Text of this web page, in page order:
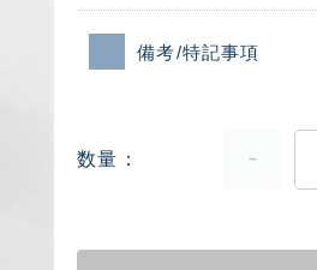
備考/特記事項
数量